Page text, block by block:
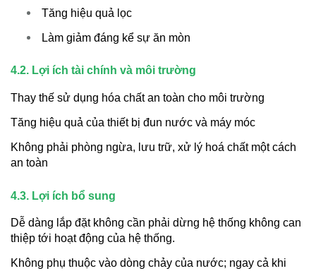
Tăng hiệu quả lọc
Làm giảm đáng kể sự ăn mòn
4.2. Lợi ích tài chính và môi trường
Thay thế sử dụng hóa chất an toàn cho môi trường
Tăng hiệu quả của thiết bị đun nước và máy móc
Không phải phòng ngừa, lưu trữ, xử lý hoá chất một cách
an toàn
4.3. Lợi ích bổ sung
Dễ dàng lắp đặt không cần phải dừng hệ thống không can
thiệp tới hoạt động của hệ thống.
Không phụ thuộc vào dòng chảy của nước; ngay cả khi